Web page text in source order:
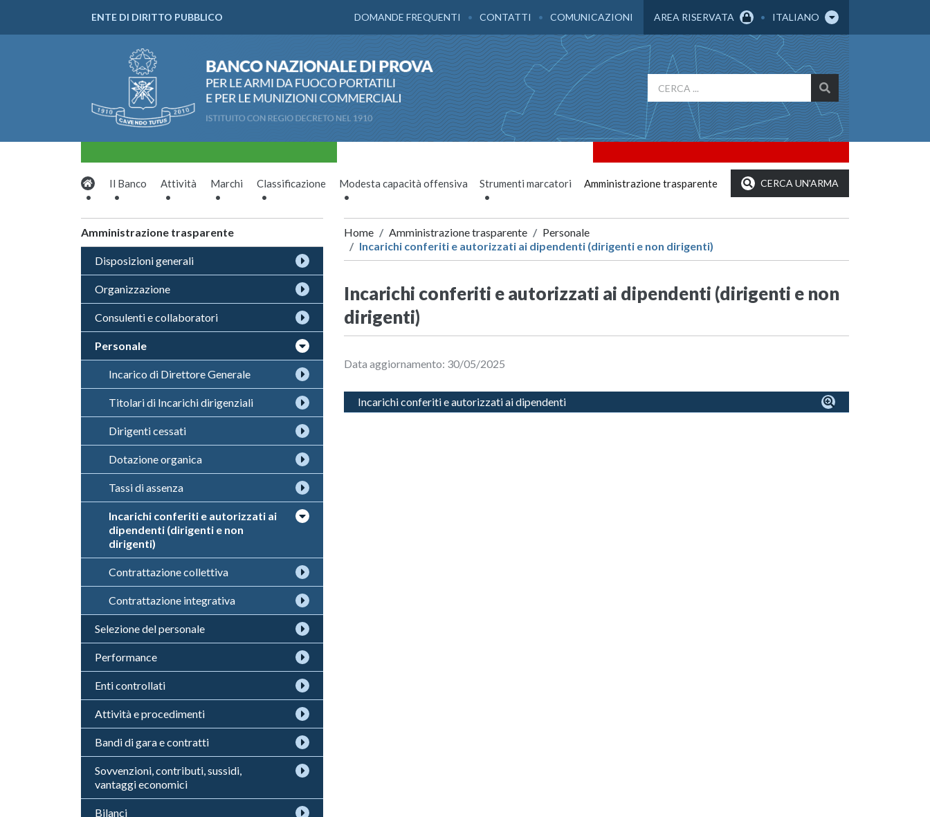
ENTE DI DIRITTO PUBBLICO AREA RISERVATA ITALIANO
DOMANDE FREQUENTI CONTATTI COMUNICAZIONI
Il Banco Attività Marchi Classificazione Modesta capacità offensiva Strumenti marcatori Amministrazione trasparente CERCA UN'ARMA
Amministrazione trasparente
Disposizioni generali
Organizzazione
Consulenti e collaboratori
Personale
Incarico di Direttore Generale
Titolari di Incarichi dirigenziali
Dirigenti cessati
Dotazione organica
Tassi di assenza
Incarichi conferiti e autorizzati ai
dipendenti (dirigenti e non
dirigenti)
Contrattazione collettiva
Contrattazione integrativa
Selezione del personale
Performance
Enti controllati
Attività e procedimenti
Bandi di gara e contratti
Sovvenzioni, contributi, sussidi,
vantaggi economici
Bilanci
Home Amministrazione trasparente
Personale
Incarichi conferiti e autorizzati ai dipendenti (dirigenti e non dirigenti)
Incarichi conferiti e autorizzati ai dipendenti (dirigenti e non
dirigenti)
Data aggiornamento: 30/05/2025
Incarichi conferiti e autorizzati ai dipendenti